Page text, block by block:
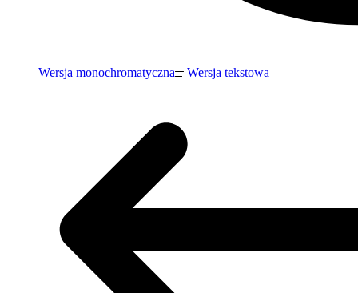
Wersja monochromatyczna Wersja tekstowa